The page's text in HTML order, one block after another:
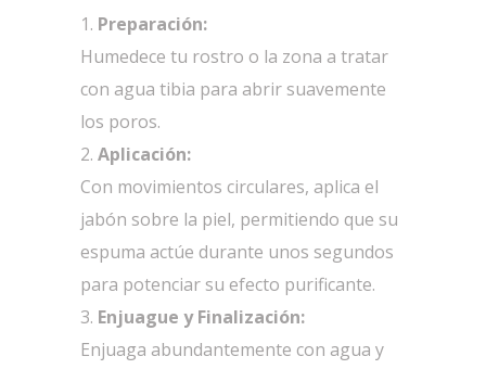
Preparación:
Humedece tu rostro o la zona a tratar
con agua tibia para abrir suavemente
los poros.
Aplicación:
Con movimientos circulares, aplica el
jabón sobre la piel, permitiendo que su
espuma actúe durante unos segundos
para potenciar su efecto purificante.
Enjuague y Finalización:
Enjuaga abundantemente con agua y